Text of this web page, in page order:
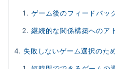
ゲーム後のフィードバッ
継続的な関係構築へのア
失敗しないゲーム選択のた